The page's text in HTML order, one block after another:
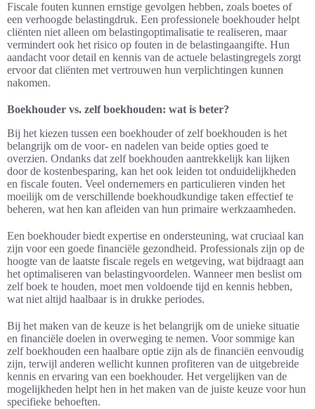
Fiscale fouten kunnen ernstige gevolgen hebben, zoals boetes of
een verhoogde belastingdruk. Een professionele boekhouder helpt
cliënten niet alleen om belastingoptimalisatie te realiseren, maar
vermindert ook het risico op fouten in de belastingaangifte. Hun
aandacht voor detail en kennis van de actuele belastingregels zorgt
ervoor dat cliënten met vertrouwen hun verplichtingen kunnen
nakomen.
Boekhouder vs. zelf boekhouden: wat is beter?
Bij het kiezen tussen een boekhouder of zelf boekhouden is het
belangrijk om de voor- en nadelen van beide opties goed te
overzien. Ondanks dat zelf boekhouden aantrekkelijk kan lijken
door de kostenbesparing, kan het ook leiden tot onduidelijkheden
en fiscale fouten. Veel ondernemers en particulieren vinden het
moeilijk om de verschillende boekhoudkundige taken effectief te
beheren, wat hen kan afleiden van hun primaire werkzaamheden.
Een boekhouder biedt expertise en ondersteuning, wat cruciaal kan
zijn voor een goede financiële gezondheid. Professionals zijn op de
hoogte van de laatste fiscale regels en wetgeving, wat bijdraagt aan
het optimaliseren van belastingvoordelen. Wanneer men beslist om
zelf boek te houden, moet men voldoende tijd en kennis hebben,
wat niet altijd haalbaar is in drukke periodes.
Bij het maken van de keuze is het belangrijk om de unieke situatie
en financiële doelen in overweging te nemen. Voor sommige kan
zelf boekhouden een haalbare optie zijn als de financiën eenvoudig
zijn, terwijl anderen wellicht kunnen profiteren van de uitgebreide
kennis en ervaring van een boekhouder. Het vergelijken van de
mogelijkheden helpt hen in het maken van de juiste keuze voor hun
specifieke behoeften.